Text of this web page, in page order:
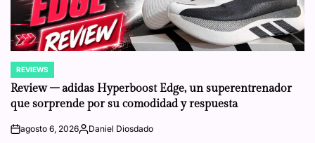
POSTED
IN
REVIEWS
Review – adidas Hyperboost Edge, un superentrenador
que sorprende por su comodidad y respuesta
onagosto 6, 2026Posted
Daniel Diosdado